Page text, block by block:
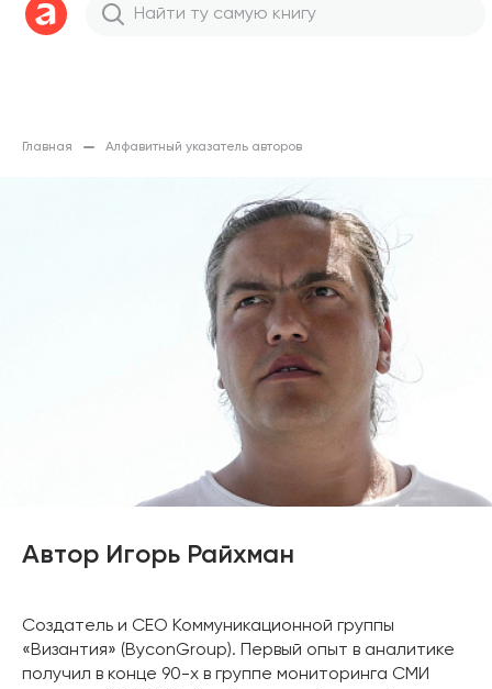
Главная Алфавитный указатель авторов
Автор Игорь Райхман
Создатель и CEO Коммуникационной группы
«Византия» (ByconGroup). Первый опыт в аналитике
получил в конце 90-х в группе мониторинга СМИ